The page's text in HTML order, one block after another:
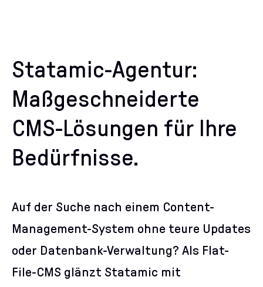
Statamic-Agentur:
Maßgeschneiderte
CMS-Lösungen für Ihre
Bedürfnisse.
Auf der Suche nach einem Content-
Management-System ohne teure Updates
oder Datenbank-Verwaltung? Als Flat-
File-CMS glänzt Statamic mit